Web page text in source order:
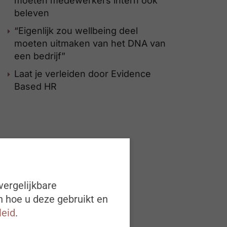
beleven
“Eigenlijk zou wellbeing deel
moeten uitmaken van het DNA van
een bedrijf”
Laat je verleiden door Evidence
Based HR
u deze gebruikt en
.